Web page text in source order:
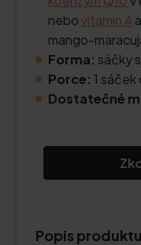
nebovitamin Aa
mango-
Forma: sáčky
Porce: 1 sáček
Dostatečné
Popis produktu